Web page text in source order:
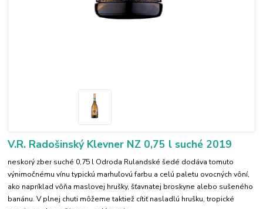
V.R. Radošinský Klevner NZ 0,75 l suché 2019
neskorý zber suché 0,75 l Odroda Rulandské šedé dodáva tomuto
výnimočnému vínu typickú marhuľovú farbu a celú paletu ovocných vôní,
ako napríklad vôňa maslovej hrušky, šťavnatej broskyne alebo sušeného
banánu. V plnej chuti môžeme taktiež cítiť nasladlú hrušku, tropické